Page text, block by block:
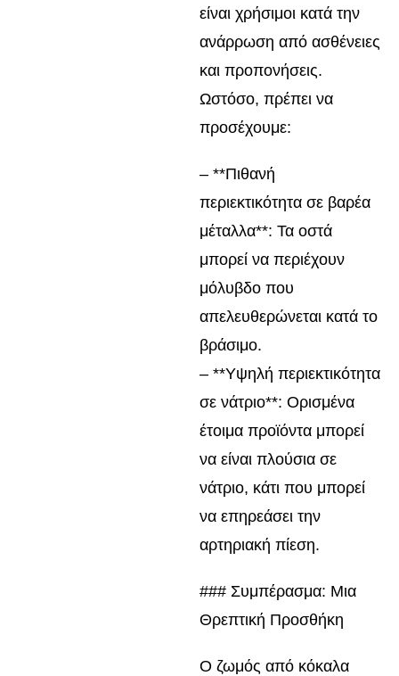
είναι χρήσιμοι κατά την
ανάρρωση από ασθένειες
και προπονήσεις.
Ωστόσο, πρέπει να
προσέχουμε:
– **Πιθανή
περιεκτικότητα σε βαρέα
μέταλλα**: Τα οστά
μπορεί να περιέχουν
μόλυβδο που
απελευθερώνεται κατά το
βράσιμο.
– **Υψηλή περιεκτικότητα
σε νάτριο**: Ορισμένα
έτοιμα προϊόντα μπορεί
να είναι πλούσια σε
νάτριο, κάτι που μπορεί
να επηρεάσει την
αρτηριακή πίεση.
### Συμπέρασμα: Μια
Θρεπτική Προσθήκη
Ο ζωμός από κόκαλα